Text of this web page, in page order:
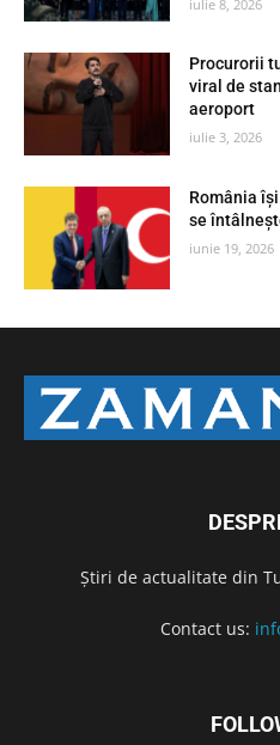
iulie 8, 2026
Procurorii
viral de
aeroport
iulie 3, 2026
România
se
iunie 19, 2026
Știri de actualitate din
Contact us: